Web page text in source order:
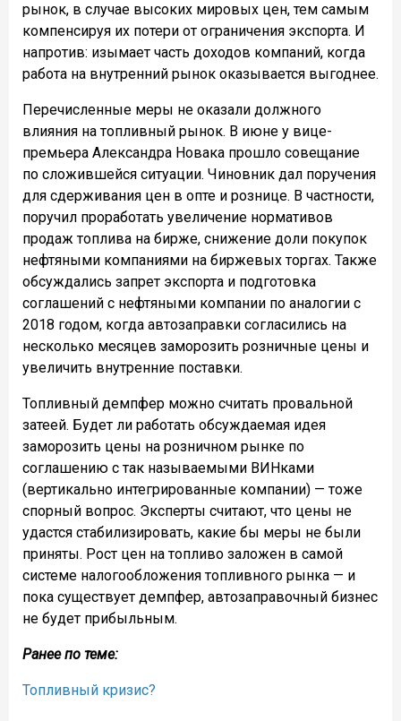
рынок, в случае высоких мировых цен, тем самым
компенсируя их потери от ограничения экспорта. И
напротив: изымает часть доходов компаний, когда
работа на внутренний рынок оказывается выгоднее.
Перечисленные меры не оказали должного
влияния на топливный рынок. В июне у вице-
премьера Александра Новака прошло совещание
по сложившейся ситуации. Чиновник дал поручения
для сдерживания цен в опте и рознице. В частности,
поручил проработать увеличение нормативов
продаж топлива на бирже, снижение доли покупок
нефтяными компаниями на биржевых торгах. Также
обсуждались запрет экспорта и подготовка
соглашений с нефтяными компании по аналогии с
2018 годом, когда автозаправки согласились на
несколько месяцев заморозить розничные цены и
увеличить внутренние поставки.
Топливный демпфер можно считать провальной
затеей. Будет ли работать обсуждаемая идея
заморозить цены на розничном рынке по
соглашению с так называемыми ВИНками
(вертикально интегрированные компании) — тоже
спорный вопрос. Эксперты считают, что цены не
удастся стабилизировать, какие бы меры не были
приняты. Рост цен на топливо заложен в самой
системе налогообложения топливного рынка — и
пока существует демпфер, автозаправочный бизнес
не будет прибыльным.
Ранее по теме:
Топливный кризис?